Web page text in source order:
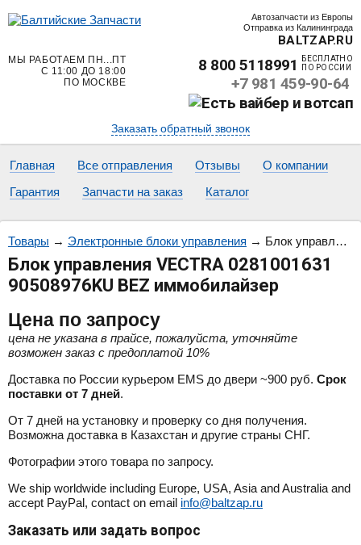
Автозапчасти из Европы
Отправка из Калининграда
BALTZAP.RU
МЫ РАБОТАЕМ ПН...ПТ
С 11:00 ДО 18:00
ПО МОСКВЕ
8 800 5118991
БЕСПЛАТНО
ПО РОССИИ
+7 981 459-90-64
Заказать обратный звонок
Главная Все отправления Отзывы
О компании
Гарантия
Запчасти на заказ Каталог
Товары → Электронные блоки управления → Блок управления VECTRA 0281001631 90508976KU BEZ иммобилайзер
Блок управления VECTRA 0281001631
90508976KU BEZ иммобилайзер
Цена по запросу
цена не указана в прайсе, пожалуйста, уточняйте
возможен заказ с предоплатой 10%
Доставка по России курьером EMS до двери ~900 руб. Срок
поставки от 7 дней.
От 7 дней на установку и проверку со дня получения.
Возможна доставка в Казахстан и другие страны СНГ.
Фотографии этого товара по запросу.
We ship worldwide including Europe, USA, Asia and Australia and
accept PayPal, contact on email info@baltzap.ru
Заказать или задать вопрос